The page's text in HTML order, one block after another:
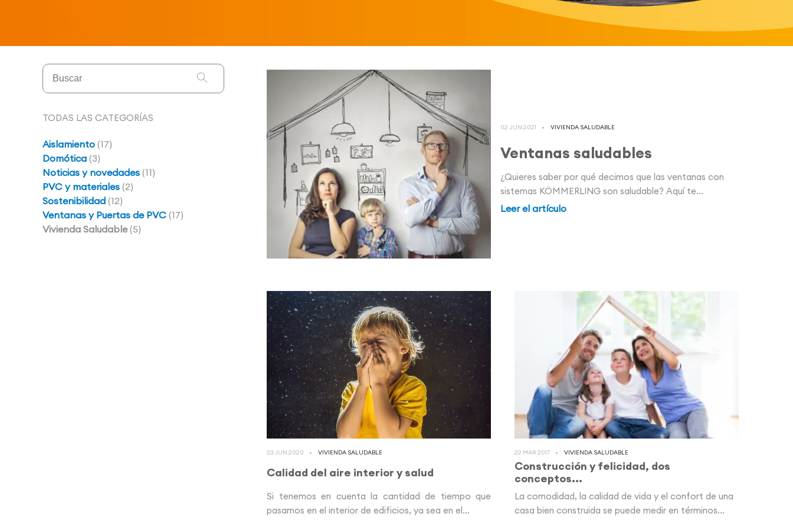
TODAS LAS CATEGORÍAS
Aislamiento (17)
Domótica (3)
Noticias y novedades (11)
PVC y materiales (2)
Sostenibilidad (12)
Ventanas y Puertas de PVC (17)
Vivienda Saludable (5)
02 JUN 2021 VIVIENDA SALUDABLE
Ventanas saludables
¿Quieres saber por qué decimos que las ventanas con
sistemas KÖMMERLING son saludable? Aquí te...
Leer el artículo
23 JUN 2020 VIVIENDA SALUDABLE
Calidad del aire interior y salud
Si tenemos en cuenta la cantidad de tiempo que
pasamos en el interior de edificios, ya sea en el...
22 MAR 2017 VIVIENDA SALUDABLE
Construcción y felicidad, dos
conceptos...
La comodidad, la calidad de vida y el confort de una
casa bien construida se puede medir en términos...